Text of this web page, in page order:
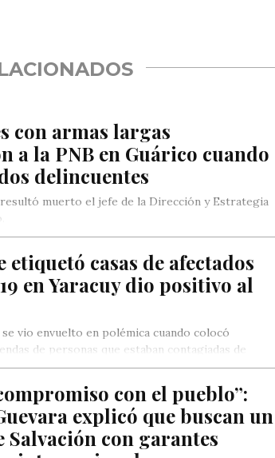
con armas largas
a la PNB en Guárico cuando
delincuentes
muerto el jefe de la Dirección y Estrategia
etiquetó casas de afectados
en Yaracuy dio positivo al
vio envuelto en polémica cuando colocó
de personas que estaban contagiadas de
con el pueblo”:
explicó que buscan un
Salvación con garantes